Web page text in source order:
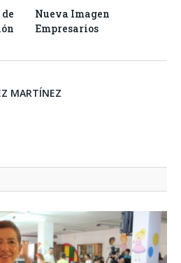
Nueva Imagen
Empresarios
MARTÍNEZ